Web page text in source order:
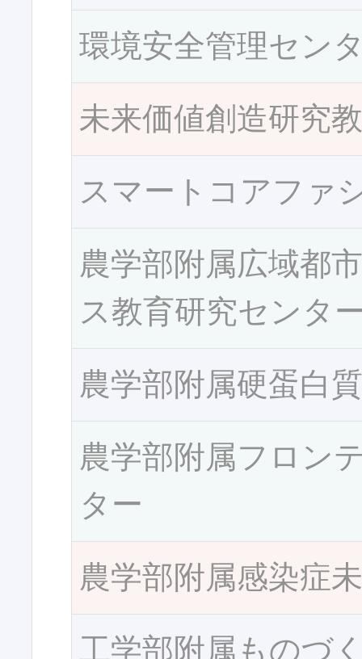
環境安全管理セン
未来価値創造研究
スマートコアファ
農学部附属広域都
ス教育研究センタ
農学部附属硬蛋白
農学部附属フロン
ター
農学部附属感染症
工学部附属ものづ